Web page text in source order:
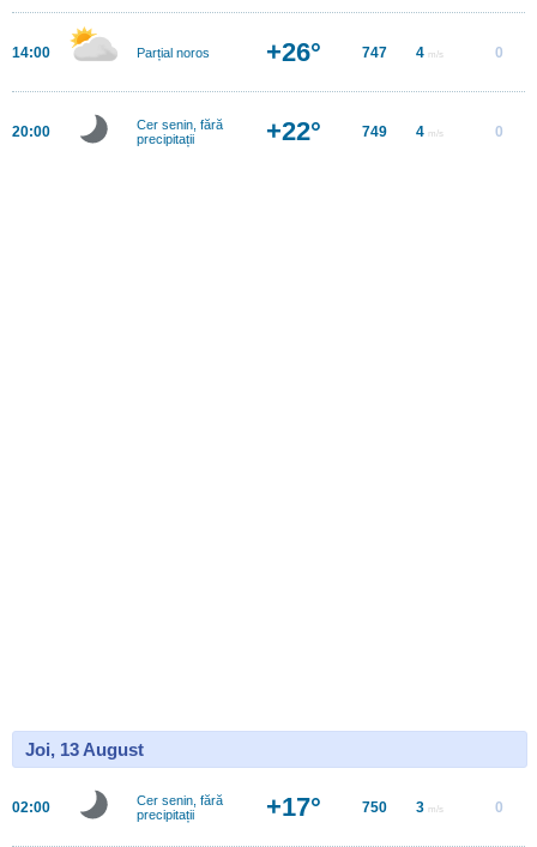
14:00 Parțial noros +26° 747 4 m/s 0
20:00
Cer senin, fără
precipitații
+22° 749 4 m/s 0
Joi, 13 August
02:00
Cer senin, fără
precipitații
+17° 750 3 m/s 0